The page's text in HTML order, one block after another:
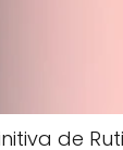
de